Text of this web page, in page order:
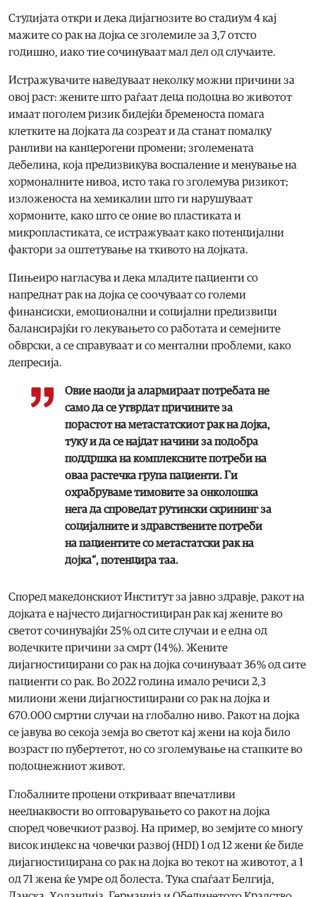
Студијата откри и дека дијагнозите во стадиум 4 кај
мажите со рак на дојка се зголемиле за 3,7 отсто
годишно, иако тие сочинуваат мал дел од случаите.
Истражувачите наведуваат неколку можни причини за
овој раст: жените што раѓаат деца подоцна во животот
имаат поголем ризик бидејќи бременоста помага
клетките на дојката да созреат и да станат помалку
ранливи на канцерогени промени; зголемената
дебелина, која предизвикува воспаление и менување на
хормоналните нивоа, исто така го зголемува ризикот;
изложеноста на хемикалии што ги нарушуваат
хормоните, како што се оние во пластиката и
микропластиката, се истражуваат како потенцијални
фактори за оштетување на ткивото на дојката.
Пињеиро нагласува и дека младите пациенти со
напреднат рак на дојка се соочуваат со големи
финансиски, емоционални и социјални предизвици
балансирајќи го лекувањето со работата и семејните
обврски, а се справуваат и со ментални проблеми, како
депресија.
Овие наоди ја алармираат потребата не
само да се утврдат причините за
порастот на метастатскиот рак на дојка,
туку и да се најдат начини за подобра
поддршка на комплексните потреби на
оваа растечка група пациенти. Ги
охрабруваме тимовите за онколошка
нега да спроведат рутински скрининг за
социјалните и здравствените потреби
на пациентите со метастатски рак на
дојка“, потенцира таа.
Според македонскиот Институт за јавно здравје, ракот на
дојката е најчесто дијагностициран рак кај жените во
светот сочинувајќи 25 % од сите случаи и е една од
водечките причини за смрт (14 %). Жените
дијагностицирани со рак на дојка сочинуваат 36 % од сите
пациенти со рак. Во 2022 година имало речиси 2,3
милиони жени дијагностицирани со рак на дојка и
670.000 смртни случаи на глобално ниво. Ракот на дојка
се јавува во секоја земја во светот кај жени на која било
возраст по пубертетот, но со зголемување на стапките во
подоцнежниот живот.
Глобалните процени откриваат впечатливи
нееднаквости во оптоварувањето со ракот на дојка
според човечкиот развој. На пример, во земјите со многу
висок индекс на човечки развој (HDI) 1 од 12 жени ќе биде
дијагностицирана со рак на дојка во текот на животот, а 1
од 71 жена ќе умре од болеста. Tука спаѓаат Белгија,